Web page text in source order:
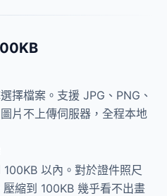
擇檔案。支援 JPG、PNG、
片不上傳伺服器，全程本地
以內。對於證件照尺
縮到 100KB 幾乎看不出畫